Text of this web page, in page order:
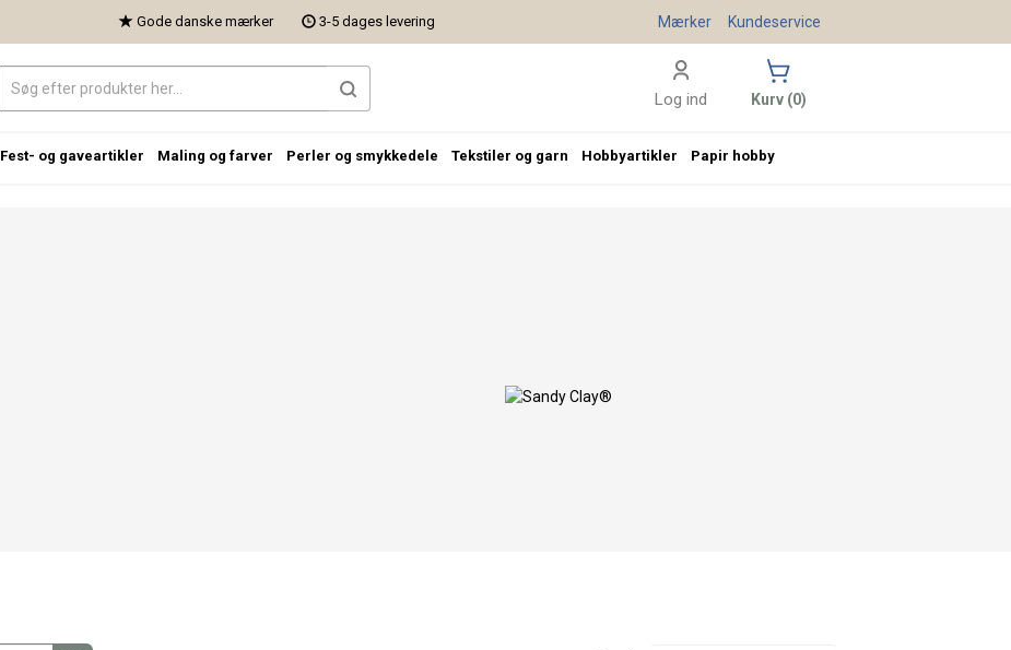
Gode danske mærker 3-5 dages levering Kundeservice
Mærker
Log ind Kurv (0)
Fest- og gaveartikler Maling og farver Perler og smykkedele Tekstiler og garn Hobbyartikler Papir hobby